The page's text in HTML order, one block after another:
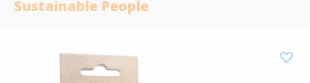
Sustainable People